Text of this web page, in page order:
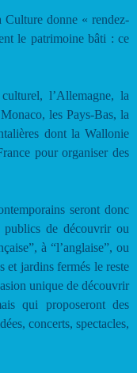
Culture donne « rendez-
le patrimoine bâti : ce
l’Allemagne, la
les Pays-Bas, la
dont la Wallonie
pour organiser des
seront donc
de découvrir ou
à “l’anglaise”, ou
et jardins fermés le reste
unique de découvrir
qui proposeront des
concerts, spectacles,